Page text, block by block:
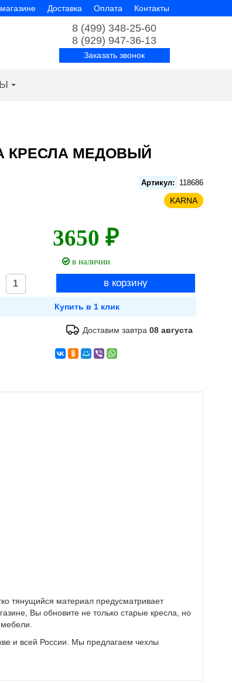
Доставка Оплата Контакты
8 (499) 348-25-60
8 (929) 947-36-13
Заказать звонок
КРЕСЛА МЕДОВЫЙ
Артикул: 118686
KARNA
3650 ₽
в наличии
Доставим завтра08 августа
тянущийся материал предусматривает
Вы обновите не только старые кресла, но
и всей России. Мы предлагаем чехлы